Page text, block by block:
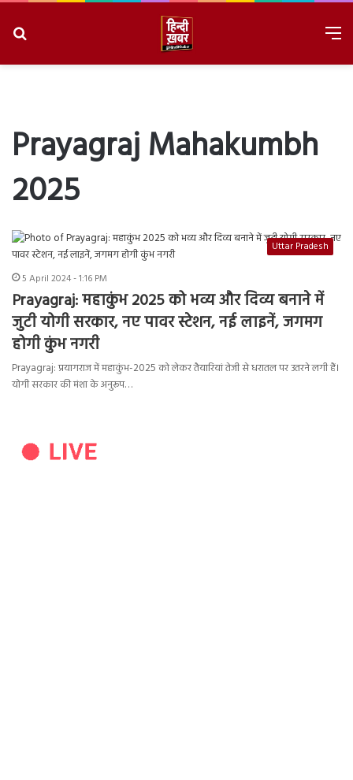
Prayagraj Mahakumbh
2025
Uttar Pradesh
5 April 2024 - 1:16 PM
Prayagraj: महाकुंभ 2025 को भव्य और दिव्य बनाने में
जुटी योगी सरकार, नए पावर स्टेशन, नई लाइनें, जगमग
होगी कुंभ नगरी
Prayagraj: प्रयागराज में महाकुंभ-2025 को लेकर तैयारियां तेजी से धरातल पर उतरने लगी हैं।
योगी सरकार की मंशा के अनुरूप…